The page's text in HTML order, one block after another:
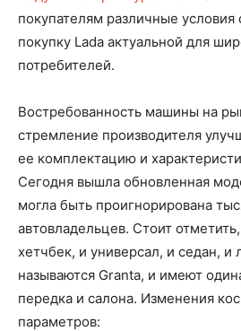
покупателям различные условия
покупку Lada актуальной для
потребителей.
Востребованность машины на
стремление производителя
ее комплектацию и
Сегодня вышла обновленная
могла быть проигнорирована
автовладельцев. Стоит
хетчбек, и универсал, и седан, и
называются Granta, и имеют
передка и салона. Изменения
параметров: